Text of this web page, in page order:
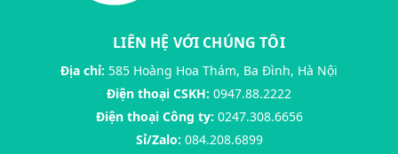
LIÊN HỆ VỚI CHÚNG TÔI
Địa chỉ: 585 Hoàng Hoa Thám, Ba Đình, Hà Nội
Điện thoại CSKH: 0947.88.2222
Điện thoại Công ty: 0247.308.6656
Sỉ/Zalo: 084.208.6899